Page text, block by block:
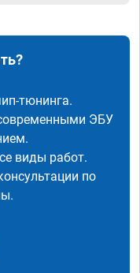
тюнинга.
ЭБУ
виды работ.
по